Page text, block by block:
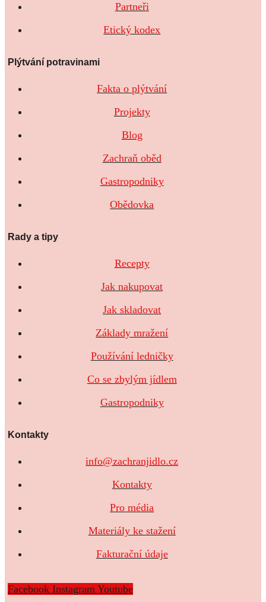
Partneři
Etický kodex
Plýtvání potravinami
Fakta o plýtvání
Projekty
Blog
Zachraň oběd
Gastropodniky
Obědovka
Rady a tipy
Recepty
Jak nakupovat
Jak skladovat
Základy mražení
Používání ledničky
Co se zbylým jídlem
Gastropodniky
Kontakty
info@zachranjidlo.cz
Kontakty
Pro média
Materiály ke stažení
Fakturační údaje
Facebook Instagram Youtube